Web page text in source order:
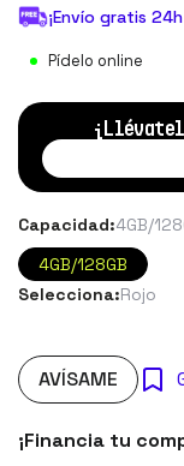
¡Envío gratis
Pídelo online
Capacidad:4GB/
4GB/128GB
Selecciona:Rojo
AVÍSAME
¡Financia tu